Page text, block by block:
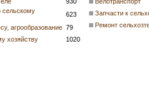
сельскому
623
агрообразование 79
хозяйству
1020
Запчасти к
Ремонт